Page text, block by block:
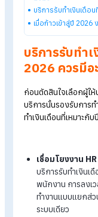
สรุป บริการรับทำ
HumanSoft
ทำไม
2026
บริการรับทำเงินเ
บริการรับท
2026 ควร
ก่อนตัดสินใจเลือ